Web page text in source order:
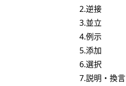
2.逆接
3.並立
4.例示
5.添加
6.選択
7.説明・換言